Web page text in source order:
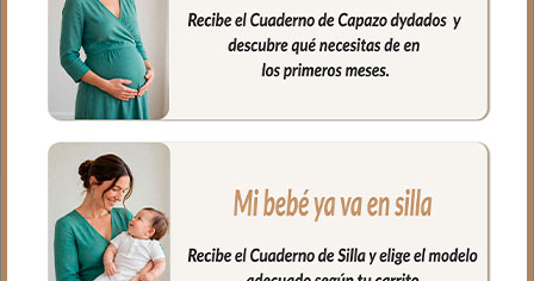
goma en todo el contorno. Puedes lavar
a mano o en lavadora, siempre agua fría,
jabones no abrasivos y secado al natural.
Medidas máximo 80x38cm